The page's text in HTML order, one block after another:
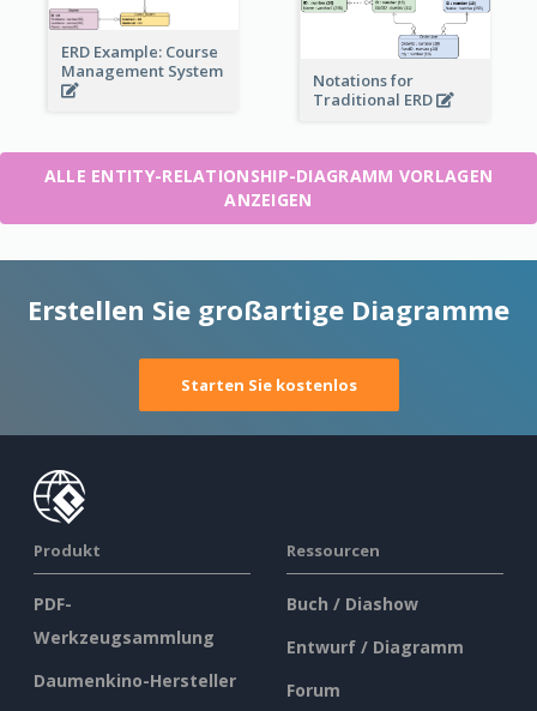
ERD Example: Course
Management System
Notations for
Traditional ERD
ALLE ENTITY-RELATIONSHIP-DIAGRAMM VORLAGEN
ANZEIGEN
Erstellen Sie großartige Diagramme
Starten Sie kostenlos
Produkt
PDF-
Werkzeugsammlung
Daumenkino-Hersteller
Ressourcen
Buch / Diashow
Entwurf / Diagramm
Forum